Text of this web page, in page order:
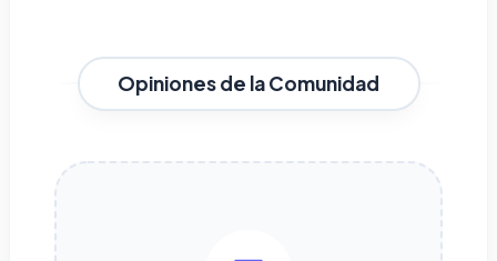
Opiniones de la Comunidad